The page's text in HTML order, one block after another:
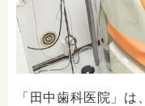
「田中歯科医院」